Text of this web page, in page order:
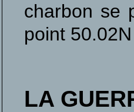
charbon se
point
LA